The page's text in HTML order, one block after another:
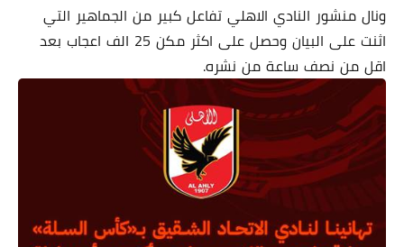
ونال منشور النادي الاهلي تفاعل كبير من الجماهير التي
اثنت على البيان وحصل على اكثر مكن 25 الف اعجاب بعد
اقل من نصف ساعة من نشره.